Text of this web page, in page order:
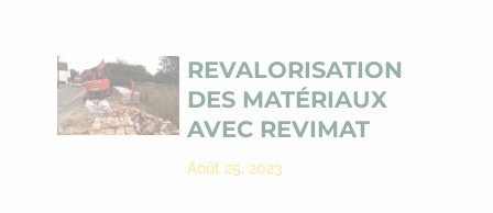
REVALORISATION
DES MATÉRIAUX
AVEC REVIMAT
Août 25, 2023